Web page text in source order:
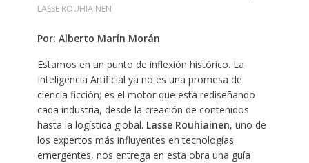
LASSE ROUHIAINEN
Por: Alberto Marín Morán
Estamos en un punto de inflexión histórico. La
Inteligencia Artificial ya no es una promesa de
ciencia ficción; es el motor que está rediseñando
cada industria, desde la creación de contenidos
hasta la logística global. Lasse Rouhiainen, uno de
los expertos más influyentes en tecnologías
emergentes, nos entrega en esta obra una guía